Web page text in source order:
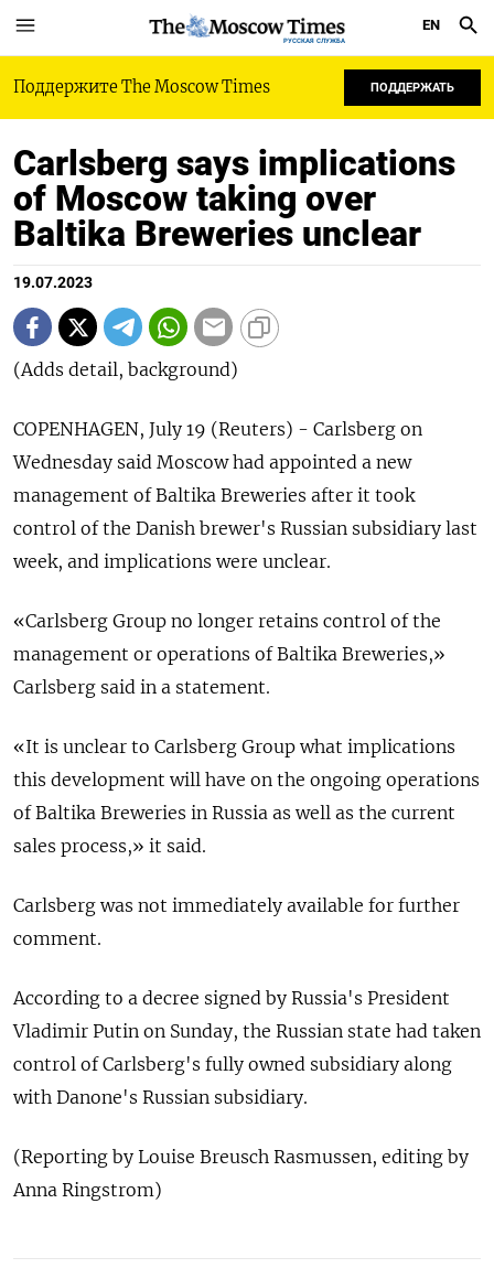
РУССКАЯ СЛУЖБА
EN
Поддержите The Moscow Times ПОДДЕРЖАТЬ
Carlsberg says implications
of Moscow taking over
Baltika Breweries unclear
19.07.2023
(Adds detail, background)
COPENHAGEN, July 19 (Reuters) - Carlsberg on
Wednesday said Moscow had appointed a new
management of Baltika Breweries after it took
control of the Danish brewer's Russian subsidiary last
week, and implications were unclear.
«Carlsberg Group no longer retains control of the
management or operations of Baltika Breweries,»
Carlsberg said in a statement.
«It is unclear to Carlsberg Group what implications
this development will have on the ongoing operations
of Baltika Breweries in Russia as well as the current
sales process,» it said.
Carlsberg was not immediately available for further
comment.
According to a decree signed by Russia's President
Vladimir Putin on Sunday, the Russian state had taken
control of Carlsberg's fully owned subsidiary along
with Danone's Russian subsidiary.
(Reporting by Louise Breusch Rasmussen, editing by
Anna Ringstrom)